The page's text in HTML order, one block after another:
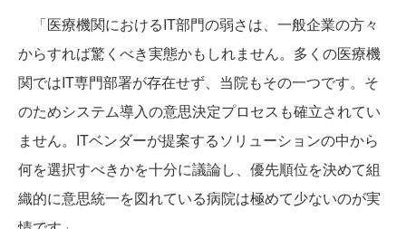
「医療機関におけるIT部門の弱さは、一般企業の方々
からすれば驚くべき実態かもしれません。多くの医療機
関ではIT専門部署が存在せず、当院もその一つです。そ
のためシステム導入の意思決定プロセスも確立されてい
ません。ITベンダーが提案するソリューションの中から
何を選択すべきかを十分に議論し、優先順位を決めて組
織的に意思統一を図れている病院は極めて少ないのが実